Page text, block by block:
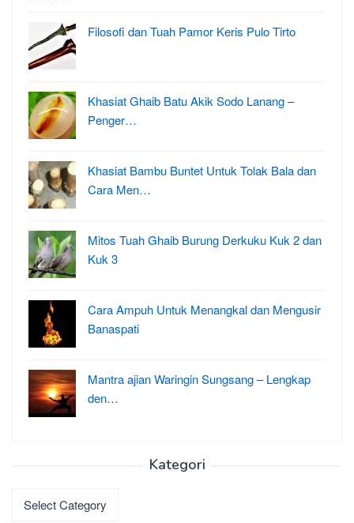
Filosofi dan Tuah Pamor Keris Pulo Tirto
Khasiat Ghaib Batu Akik Sodo Lanang –
Penger…
Khasiat Bambu Buntet Untuk Tolak Bala dan
Cara Men…
Mitos Tuah Ghaib Burung Derkuku Kuk 2 dan
Kuk 3
Cara Ampuh Untuk Menangkal dan Mengusir
Banaspati
Mantra ajian Waringin Sungsang – Lengkap
den…
Kategori
Kategori